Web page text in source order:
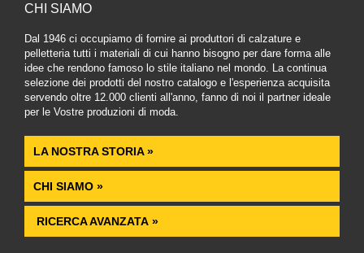
CHI SIAMO
Dal 1946 ci occupiamo di fornire ai produttori di calzature e
pelletteria tutti i materiali di cui hanno bisogno per dare forma alle
idee che rendono famoso lo stile italiano nel mondo. La continua
selezione dei prodotti del nostro catalogo e l'esperienza acquisita
servendo oltre 12.000 clienti all'anno, fanno di noi il partner ideale
per le Vostre produzioni di moda.
LA NOSTRA STORIA »
CHI SIAMO »
RICERCA AVANZATA »